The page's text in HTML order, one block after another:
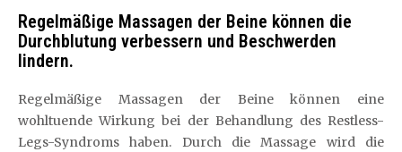
Regelmäßige Massagen der Beine können die
Durchblutung verbessern und Beschwerden
lindern.
Regelmäßige Massagen der Beine können eine
wohltuende Wirkung bei der Behandlung des Restless-
Legs-Syndroms haben. Durch die Massage wird die